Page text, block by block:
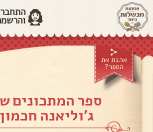
אהבת את
הספר?
ספר המתכונים
ג'וליאנה חכמון